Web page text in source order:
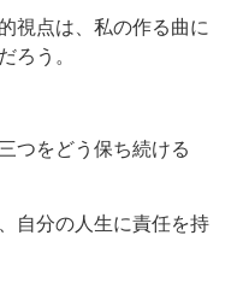
視点は、私の作る曲に
ろう。
つをどう保ち続ける
自分の人生に責任を持